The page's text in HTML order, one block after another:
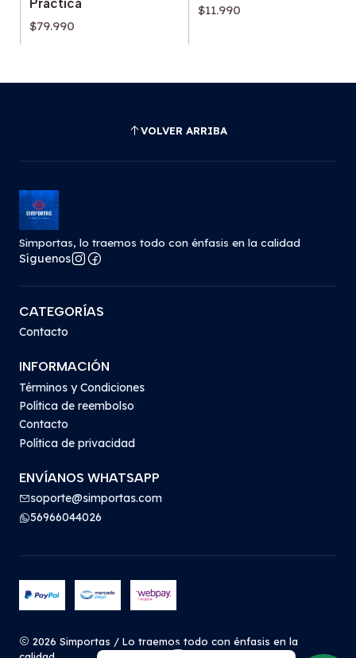
$79.990
$11.990
VOLVER ARRIBA
Simportas, lo traemos todo con énfasis en la calidad
Síguenos
CATEGORÍAS
Contacto
INFORMACIÓN
Términos y Condiciones
Política de reembolso
Contacto
Política de privacidad
ENVÍANOS WHATSAPP
soporte@simportas.com
56966044026
2026 Simportas / Lo traemos todo con énfasis en la